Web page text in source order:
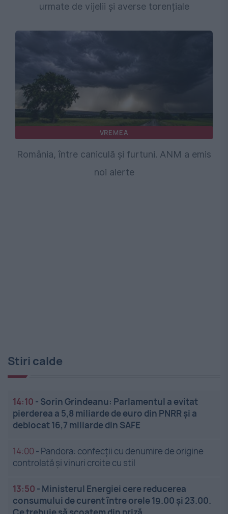
urmate de vijelii și averse torențiale
VREMEA
România, între caniculă și furtuni. ANM a emis
noi alerte
Stiri calde
14:10 - Sorin Grindeanu: Parlamentul a evitat
pierderea a 5,8 miliarde de euro din PNRR și a
deblocat 16,7 miliarde din SAFE
14:00 - Pandora: confecții cu denumire de origine
controlată și vinuri croite cu stil
13:50 - Ministerul Energiei cere reducerea
consumului de curent între orele 19.00 și 23.00.